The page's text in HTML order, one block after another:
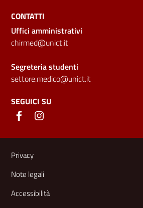
CONTATTI
Uffici amministrativi
chirmed@unict.it
Segreteria studenti
settore.medico@unict.it
SEGUICI SU
Link e informazioni utili
Privacy
Note legali
Accessibilità